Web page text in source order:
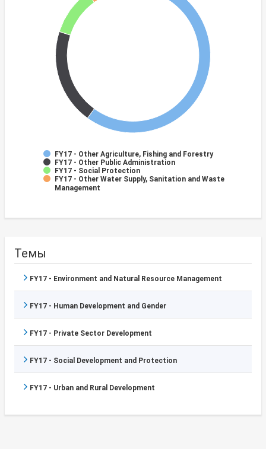
FY17 - Other Agriculture, Fishing and Forestry
FY17 - Other Public Administration
FY17 - Social Protection
FY17 - Other Water Supply, Sanitation and Waste
Management
Темы
FY17 - Environment and Natural Resource Management
FY17 - Human Development and Gender
FY17 - Private Sector Development
FY17 - Social Development and Protection
FY17 - Urban and Rural Development